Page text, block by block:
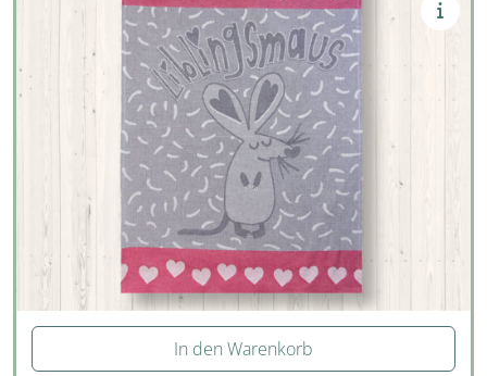
In den Warenkorb